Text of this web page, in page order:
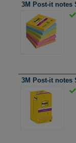
3M Post-it notes
3M Post-it notes